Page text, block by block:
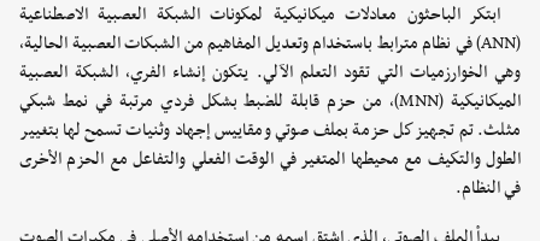
ابتكر الباحثون معادلات ميكانيكية لمكونات الشبكة العصبية الاصطناعية
(ANN) في نظام مترابط باستخدام وتعديل المفاهيم من الشبكات العصبية الحالية،
وهي الخوارزميات التي تقود التعلم الآلي. يتكون إنشاء الفري، الشبكة العصبية
الميكانيكية (MNN)، من حزم قابلة للضبط بشكل فردي مرتبة في نمط شبكي
مثلث. تم تجهيز كل حزمة بملف صوتي ومقاييس إجهاد وثنيات تسمح لها بتغيير
الطول والتكيف مع محيطها المتغير في الوقت الفعلي والتفاعل مع الحزم الأخرى
في النظام.